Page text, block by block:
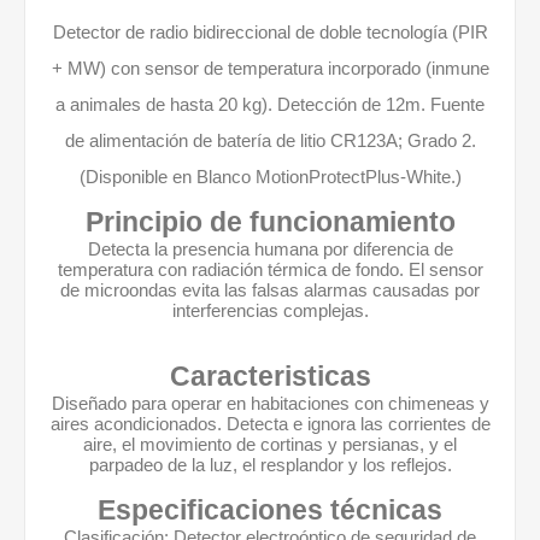
Detector de radio bidireccional de doble tecnología (PIR
+ MW) con sensor de temperatura incorporado (inmune
a animales de hasta 20 kg). Detección de 12m. Fuente
de alimentación de batería de litio CR123A; Grado 2.
(Disponible en Blanco MotionProtectPlus-White.)
Principio de funcionamiento
Detecta la presencia humana por diferencia de
temperatura con radiación térmica de fondo. El sensor
de microondas evita las falsas alarmas causadas por
interferencias complejas.
Caracteristicas
Diseñado para operar en habitaciones con chimeneas y
aires acondicionados. Detecta e ignora las corrientes de
aire, el movimiento de cortinas y persianas, y el
parpadeo de la luz, el resplandor y los reflejos.
Especificaciones técnicas